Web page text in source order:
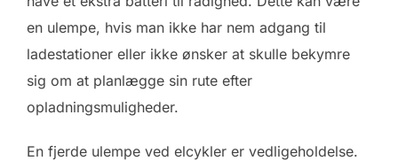
en ulempe, hvis man ikke har nem adgang til
ladestationer eller ikke ønsker at skulle bekymre
sig om at planlægge sin rute efter
opladningsmuligheder.
En fjerde ulempe ved elcykler er vedligeholdelse.